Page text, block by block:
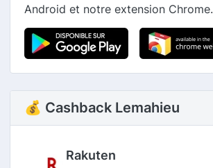
Android et notre extension Chrome.
💰 Cashback Lemahieu
Rakuten